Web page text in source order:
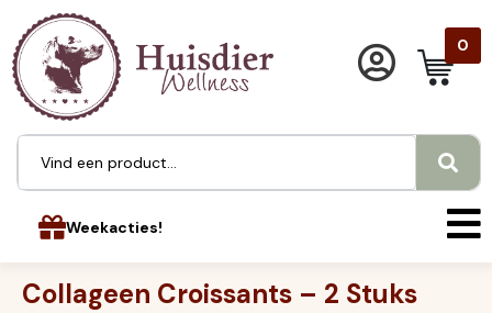
0
Weekacties!
Collageen Croissants – 2 Stuks